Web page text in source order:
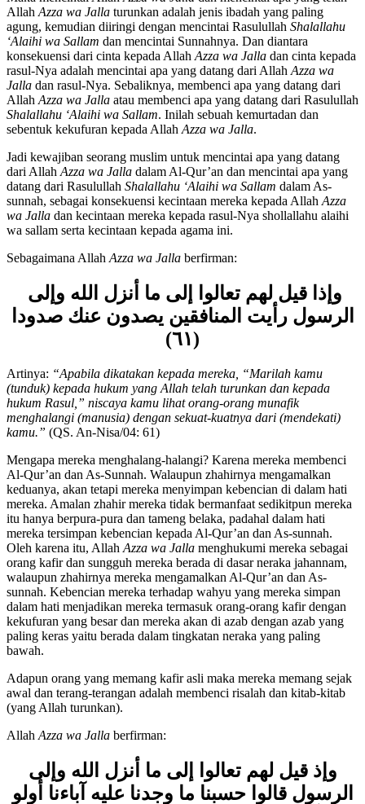
Maka mencintai AllahAzza wa Jalladan mencintai apa yang telah
AllahAzza wa Jallaturunkan adalah jenis ibadah yang paling
agung, kemudian diiringi dengan mencintai RasulullahShalallahu
‘Alaihi wa Sallamdan mencintai Sunnahnya. Dan diantara
konsekuensi dari cinta kepada AllahAzza wa Jalladan cinta kepada
rasul-Nya adalah mencintai apa yang datang dari AllahAzza wa
Jalladan rasul-Nya. Sebaliknya, membenci apa yang datang dari
AllahAzza wa Jallaatau membenci apa yang datang dari Rasulullah
Shalallahu ‘Alaihi wa Sallam. Inilah sebuah kemurtadan dan
Jadi kewajiban seorang muslim untuk mencintai apa yang datang
dari AllahAzza wa Jalladalam Al-Qur’an dan mencintai apa yang
datang dari RasulullahShalallahu ‘Alaihi wa Sallamdalam As-
sunnah, sebagai konsekuensi kecintaan mereka kepada AllahAzza
wa Jalladan kecintaan mereka kepada rasul-Nya shollallahu alaihi
وإذا قيل لهم تعالوا إلى ما أنزل الله وإلى
الرسول رأيت المنافقين يصدون عنك صدودا
(٦١)
Artinya: “Apabila dikatakan kepada mereka, “Marilah kamu
(tunduk) kepada hukum yang Allah telah turunkan dan kepada
hukum Rasul,” niscaya kamu lihat orang-orang munafik
menghalangi (manusia) dengan sekuat-kuatnya dari (mendekati)
Mengapa mereka menghalang-halangi? Karena mereka membenci
Al-Qur’an dan As-Sunnah. Walaupun zhahirnya mengamalkan
keduanya, akan tetapi mereka menyimpan kebencian di dalam hati
mereka. Amalan zhahir mereka tidak bermanfaat sedikitpun mereka
itu hanya berpura-pura dan tameng belaka, padahal dalam hati
mereka tersimpan kebencian kepada Al-Qur’an dan As-sunnah.
Oleh karena itu, AllahAzza wa Jallamenghukumi mereka sebagai
orang kafir dan sungguh mereka berada di dasar neraka jahannam,
walaupun zhahirnya mereka mengamalkan Al-Qur’an dan As-
sunnah. Kebencian mereka terhadap wahyu yang mereka simpan
dalam hati menjadikan mereka termasuk orang-orang kafir dengan
kekufuran yang besar dan mereka akan di azab dengan azab yang
paling keras yaitu berada dalam tingkatan neraka yang paling
Adapun orang yang memang kafir asli maka mereka memang sejak
awal dan terang-terangan adalah membenci risalah dan kitab-kitab
وإذ قيل لهم تعالوا إلى ما أنزل الله وإلى